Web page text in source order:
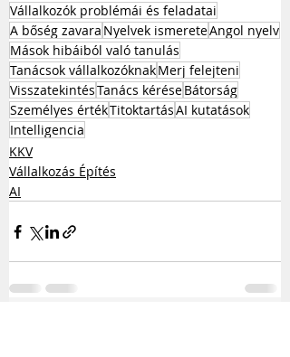
Vállalkozók problémái és feladatai
A bőség zavara Nyelvek ismereteAngol nyelv
Mások hibáiból való tanulás
Tanácsok vállalkozóknakMerj felejteni
VisszatekintésTanács kéréseBátorság
Személyes értékTitoktartásAI kutatások
Intelligencia
KKV
Vállalkozás Építés
AI